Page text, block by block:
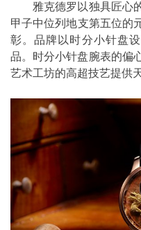
雅克德罗以独具匠心的
甲子中位列地支第五位
彰。品牌以时分小针盘
品。时分小针盘腕表的偏
艺术工坊的高超技艺提供